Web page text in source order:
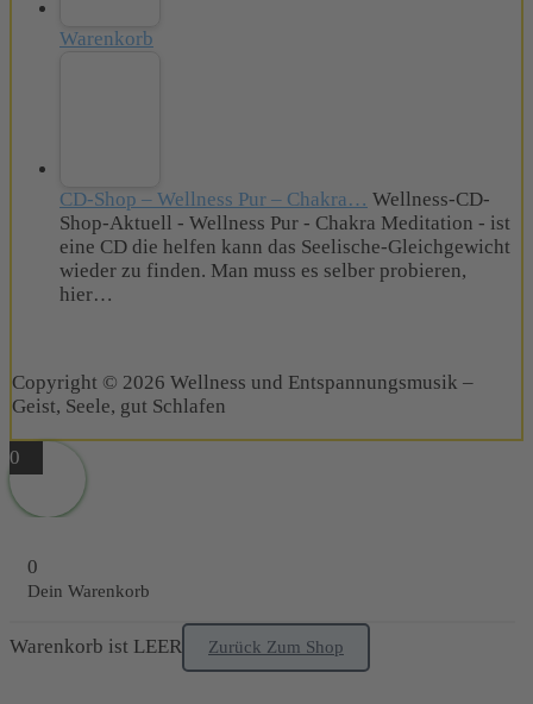
Warenkorb
CD-Shop – Wellness Pur – Chakra… Wellness-CD-
Shop-Aktuell - Wellness Pur - Chakra Meditation - ist
eine CD die helfen kann das Seelische-Gleichgewicht
wieder zu finden. Man muss es selber probieren,
hier…
Copyright © 2026 Wellness und Entspannungsmusik –
Geist, Seele, gut Schlafen
0
0
Dein Warenkorb
Warenkorb ist LEER Zurück Zum Shop